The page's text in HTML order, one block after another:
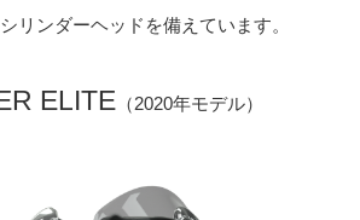
リンダーヘッドを備えています。
ELITE （2020年モデル）